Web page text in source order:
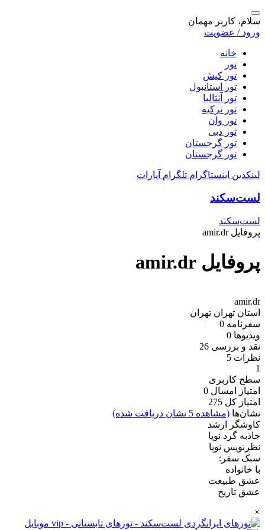
سلام، کاربر مهمان
ورود / عضویت
خانه
تور
تور کیش
تور استانبول
تور آنتالیا
تور ترکیه
تور وان
تور دبی
تور گرجستان
تور گرجستان
لینکدین اینستاگرام تلگرام آپارات
لست‌سکند
لست‌سکند
پروفایل amir.dr
پروفایل amir.dr
amir.dr
استان تهران تهران
سفرنامه 0
ویدیو‌ها 0
نقد و بررسی 26
نظرات 5
1
سطح کاربری
امتیاز امسال 0
امتیاز کل 275
نشان‌ها (مشاهده 5 نشان دریافت شده)
کاوشگر ارشد
جاذبه گرد نوپا
نظرنویس نوپا
سبک سفر:
با خانواده
عشق طبیعت
عشق تاریخ
×